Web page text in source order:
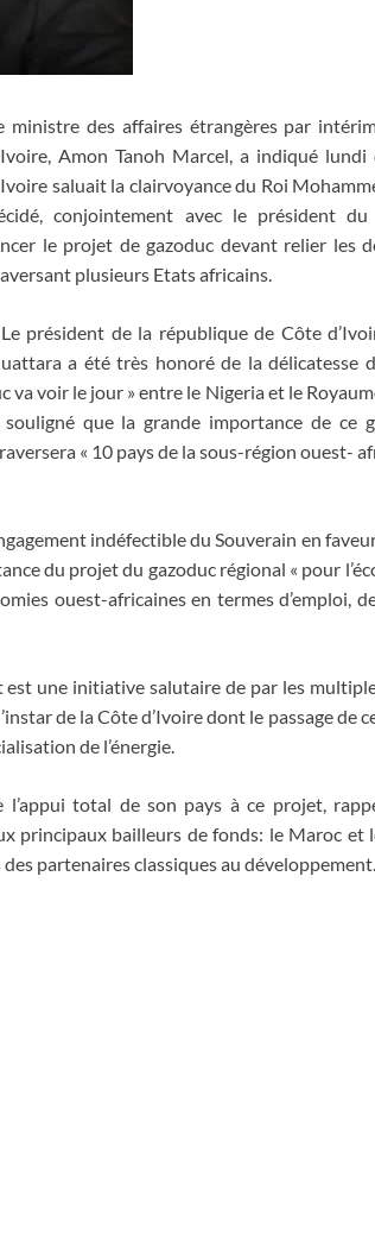
ministre des affaires étrangères par
Amon Tanoh Marcel, a indiqué
saluait la clairvoyance du Roi
conjointement avec le président
le projet de gazoduc devant relier les
plusieurs Etats africains.
président de la république de Côte
a été très honoré de la délicatesse
voir le jour » entre le Nigeria et le
que la grande importance de ce
« 10 pays de la sous-région ouest-
indéfectible du Souverain en
du projet du gazoduc régional « pour
ouest-africaines en termes d’emploi,
une initiative salutaire de par les
de la Côte d’Ivoire dont le passage de
de l’énergie.
total de son pays à ce projet,
principaux bailleurs de fonds: le Maroc et
partenaires classiques au développement.